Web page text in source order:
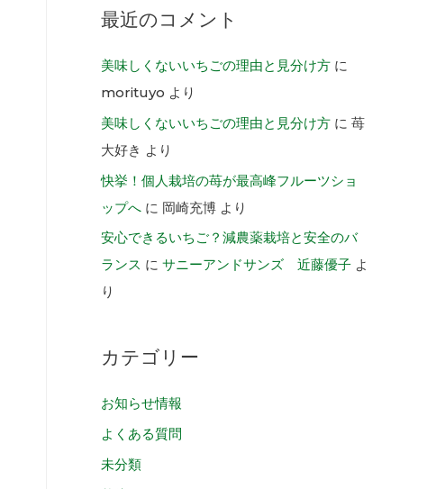
最近のコメント
美味しくないいちごの理由と見分け方 に
morituyo より
美味しくないいちごの理由と見分け方 に 苺
大好き より
快挙！個人栽培の苺が最高峰フルーツショ
ップへ に 岡崎充博 より
安心できるいちご？減農薬栽培と安全のバ
ランス に サニーアンドサンズ 近藤優子 よ
り
カテゴリー
お知らせ情報
よくある質問
未分類